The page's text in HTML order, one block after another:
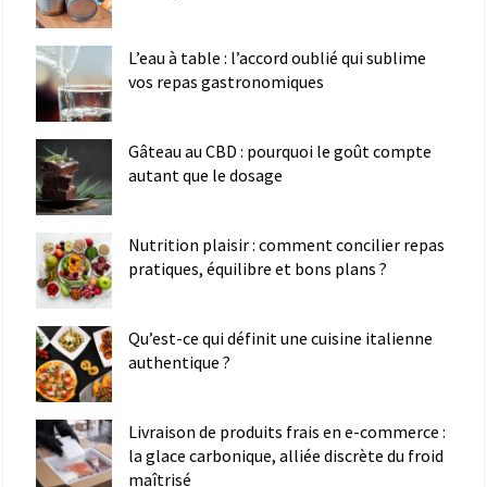
L’eau à table : l’accord oublié qui sublime
vos repas gastronomiques
Gâteau au CBD : pourquoi le goût compte
autant que le dosage
Nutrition plaisir : comment concilier repas
pratiques, équilibre et bons plans ?
Qu’est-ce qui définit une cuisine italienne
authentique ?
Livraison de produits frais en e-commerce :
la glace carbonique, alliée discrète du froid
maîtrisé